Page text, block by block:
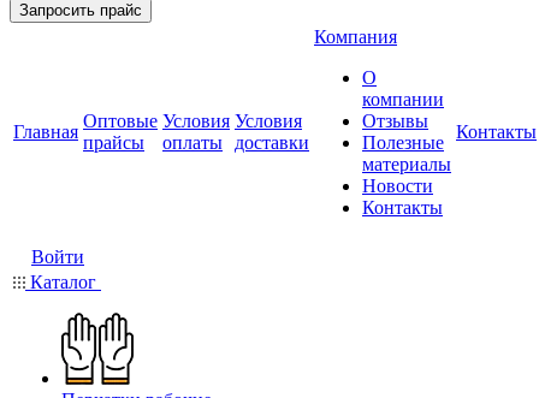
Запросить прайс
Главная
Оптовые
прайсы
Условия
оплаты
Условия
доставки
Компания
О
компании
Отзывы
Полезные
материалы
Новости
Контакты
Контакты
Войти
Каталог